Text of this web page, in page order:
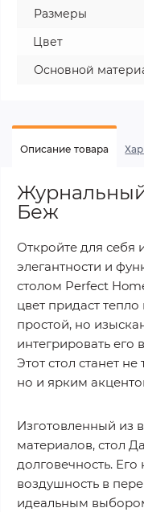
Размеры
Цвет
Основной
Описание товара
Журнальный
Беж
Откройте для себя
элегантности и
столом Perfect
цвет придаст
простой, но
интегрировать
Этот стол станет
но и ярким
Изготовленный из
материалов, стол
долговечность.
воздушность в
идеальным